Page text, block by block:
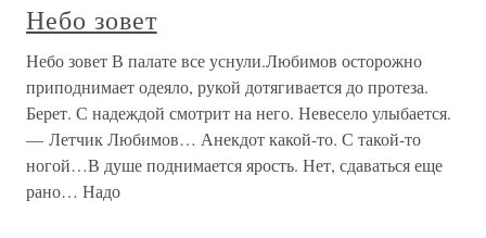
Небо зовет
Небо зовет В палате все уснули.Любимов осторожно
приподнимает одеяло, рукой дотягивается до протеза.
Берет. С надеждой смотрит на него. Невесело улыбается.
— Летчик Любимов… Анекдот какой-то. С такой-то
ногой…В душе поднимается ярость. Нет, сдаваться еще
рано… Надо